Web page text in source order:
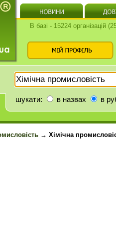
В базі - 15224 організацій
шукати: в назвах в
→ Хімічна